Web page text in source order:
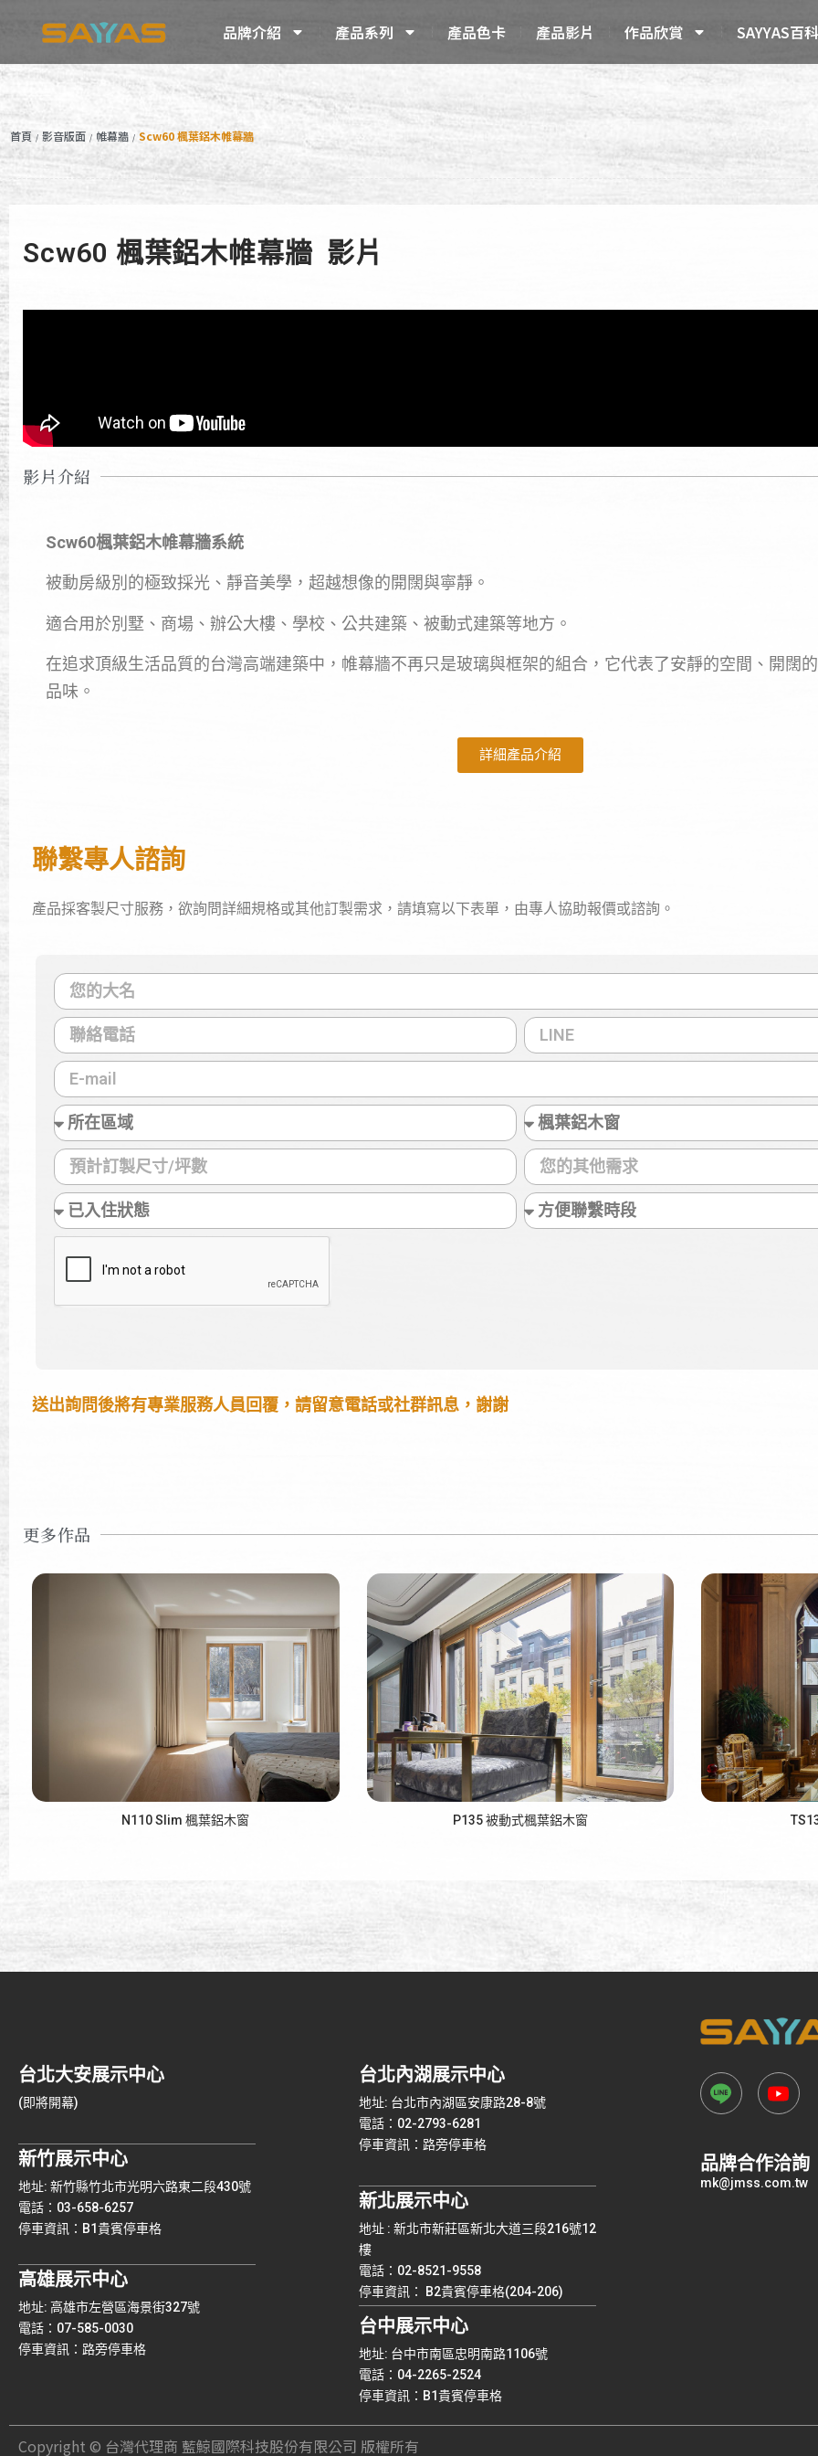
品牌介紹 產品系列 產品色卡 產品影片 作品欣賞 SAYYAS百科
首頁 / 影音版面 / 帷幕牆 / Scw60 楓葉鋁木帷幕牆
Scw60 楓葉鋁木帷幕牆 影片
影片介紹
Scw60楓葉鋁木帷幕牆系統
被動房級別的極致採光、靜音美學，超越想像的開闊與寧靜。
適合用於別墅、商場、辦公大樓、學校、公共建築、被動式建築等地方。
在追求頂級生活品質的台灣高端建築中，帷幕牆不再只是玻璃與框架的組合，它代表了安靜的空間、開闊
品味。
詳細產品介紹
聯繫專人諮詢
產品採客製尺寸服務，欲詢問詳細規格或其他訂製需求，請填寫以下表單，由專人協助報價或諮詢。
送出詢問後將有專業服務人員回覆，請留意電話或社群訊息，謝謝
更多作品
N110 Slim 楓葉鋁木窗 P135 被動式楓葉鋁木窗
台北大安展示中心
(即將開幕)
新竹展示中心
地址: 新竹縣竹北市光明六路東二段430號
電話：03-658-6257
停車資訊：B1貴賓停車格
高雄展示中心
地址: 高雄市左營區海景街327號
電話：07-585-0030
停車資訊：路旁停車格
台北內湖展示中心
地址: 台北市內湖區安康路28-8號
電話：02-2793-6281
停車資訊：路旁停車格
新北展示中心
地址 : 新北市新莊區新北大道三段216號12
樓
電話：02-8521-9558
停車資訊： B2貴賓停車格(204-206)
台中展示中心
地址: 台中市南區忠明南路1106號
電話：04-2265-2524
停車資訊：B1貴賓停車格
品牌合作洽詢
mk@jmss.com.tw
Copyright © 台灣代理商 藍鯨國際科技股份有限公司 版權所有